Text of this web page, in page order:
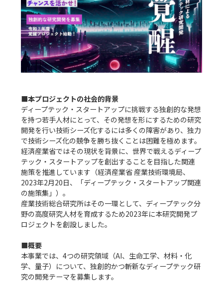
■本プロジェクトの社会的背景
ディープテック・スタートアップに挑戦する独創的な発想
を持つ若手人材にとって、その発想を形にするための研究
開発を行い技術シーズ化するには多くの障害があり、独力
で技術シーズ化の競争を勝ち抜くことは困難を極めます。
経済産業省ではその現状を背景に、世界で戦えるディープ
テック・スタートアップを創出することを目指した関連
施策を推進しています（経済産業省 産業技術環境局、
2023年2月20日、「ディープテック・スタートアップ関連
の施策集」）。
産業技術総合研究所はその一環として、ディープテック分
野の高度研究人材を育成するため2023年に本研究開発プ
ロジェクトを創設しました。
■概要
本事業では、4つの研究領域（AI、生命工学、材料・化
学、量子）について、独創的かつ斬新なディープテック研
究の開発テーマを募集します。